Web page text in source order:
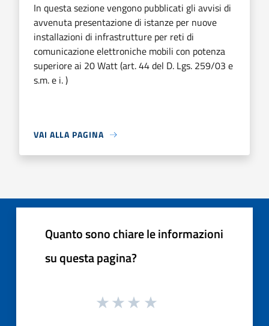
In questa sezione vengono pubblicati gli avvisi di
avvenuta presentazione di istanze per nuove
installazioni di infrastrutture per reti di
comunicazione elettroniche mobili con potenza
superiore ai 20 Watt (art. 44 del D. Lgs. 259/03 e
s.m. e i. )
VAI ALLA PAGINA
Quanto sono chiare le informazioni
su questa pagina?